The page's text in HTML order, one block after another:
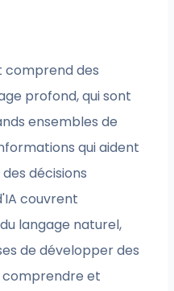
comprend des
profond, qui sont
ensembles de
qui aident
décisions
couvrent
langage naturel,
de développer des
et